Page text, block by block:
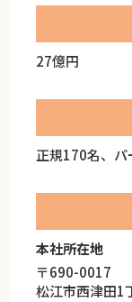
27億円
正規170名、パ
本社所在地
〒690-0017
松江市西津田1